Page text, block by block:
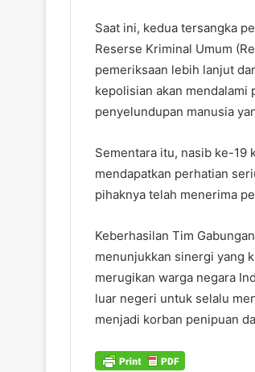
Saat ini, kedua tersangka
Reserse Kriminal Umum
pemeriksaan lebih lanjut
kepolisian akan
penyelundupan manusia
Sementara itu, nasib ke-19
mendapatkan perhatian
pihaknya telah menerima
Keberhasilan Tim
menunjukkan sinergi yang
merugikan warga negara
luar negeri untuk selalu
menjadi korban penipuan